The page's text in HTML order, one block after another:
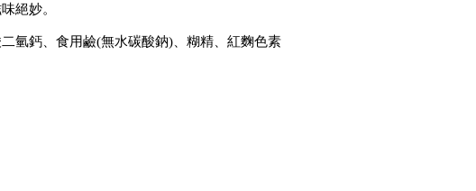
絕妙。
氫鈣、食用鹼(無水碳酸鈉)、糊精、紅麴色素